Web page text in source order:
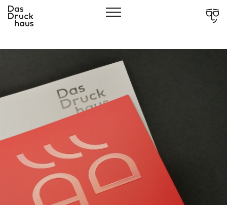
CLOSE
Showcases
Über Uns
Leistungen
Verantwortung
Services